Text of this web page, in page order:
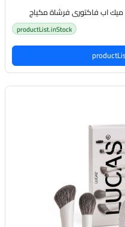
productList.inStock